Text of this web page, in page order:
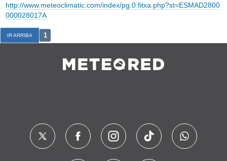
http://www.meteoclimatic.com/index/pg.0.fitxa.php?st=ESMAD2800
000028017A
IR ARRIBA 1